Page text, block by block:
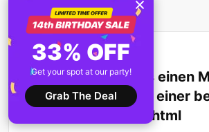
Tutorials
Wie man kostenlos einen
Player in den Code einer
Website einbettet html
33% OFF
Get your spot at our party!
Grab The Deal